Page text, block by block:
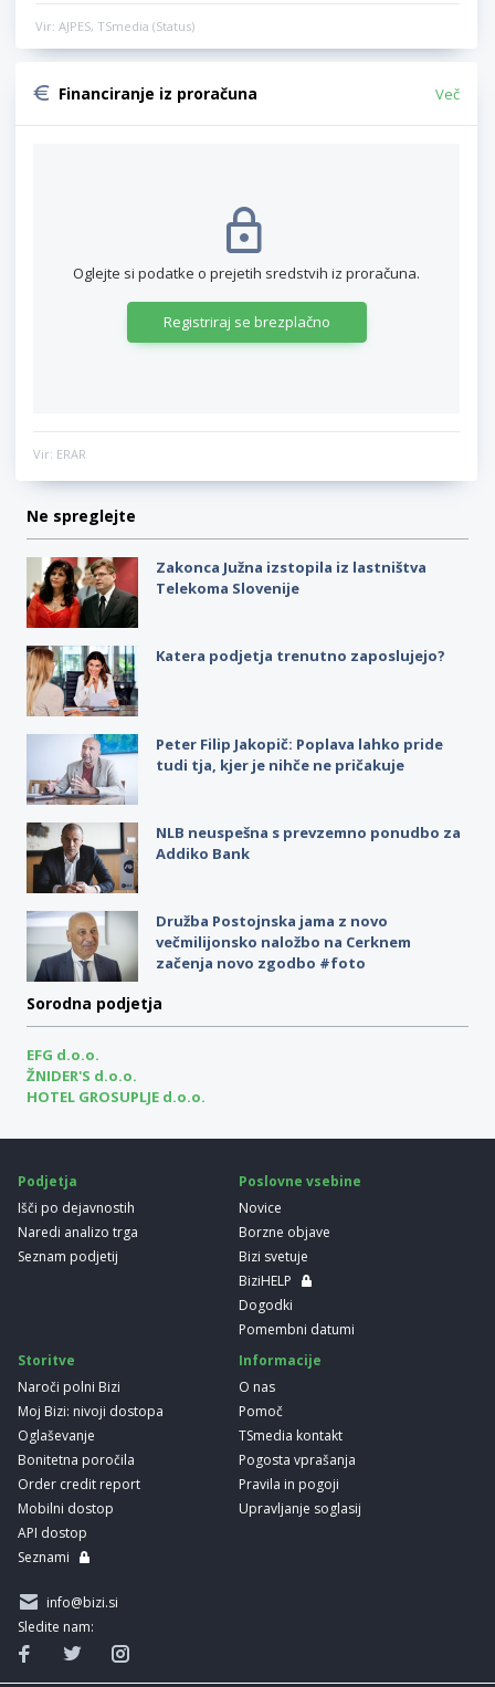
Vir: AJPES, TSmedia (Status)
Financiranje iz proračuna Več
Oglejte si podatke o prejetih sredstvih iz proračuna.
Registriraj se brezplačno
Vir: ERAR
Ne spreglejte
Zakonca Južna izstopila iz lastništva
Telekoma Slovenije
Katera podjetja trenutno zaposlujejo?
Peter Filip Jakopič: Poplava lahko pride
tudi tja, kjer je nihče ne pričakuje
NLB neuspešna s prevzemno ponudbo za
Addiko Bank
Družba Postojnska jama z novo
večmilijonsko naložbo na Cerknem
začenja novo zgodbo #foto
Sorodna podjetja
EFG d.o.o.
ŽNIDER'S d.o.o.
HOTEL GROSUPLJE d.o.o.
Podjetja
Išči po dejavnostih
Naredi analizo trga
Seznam podjetij
Poslovne vsebine
Novice
Borzne objave
Bizi svetuje
BiziHELP
Dogodki
Pomembni datumi
Storitve
Naroči polni Bizi
Moj Bizi: nivoji dostopa
Oglaševanje
Bonitetna poročila
Order credit report
Mobilni dostop
API dostop
Seznami
Informacije
O nas
Pomoč
TSmedia kontakt
Pogosta vprašanja
Pravila in pogoji
Upravljanje soglasij
info@bizi.si
Sledite nam: